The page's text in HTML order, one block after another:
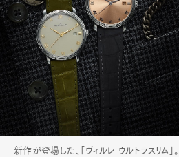
新作が登場した、「ヴィルレ ウルトラスリム」